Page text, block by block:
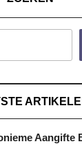
Aangifte